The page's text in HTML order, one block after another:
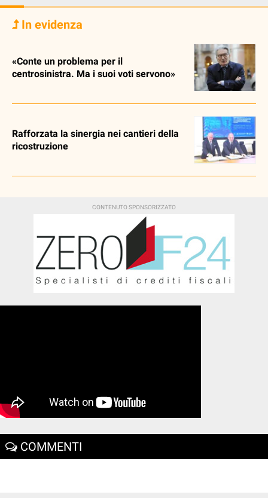
In evidenza
«Conte un problema per il
centrosinistra. Ma i suoi voti servono»
Rafforzata la sinergia nei cantieri della
ricostruzione
COMMENTI